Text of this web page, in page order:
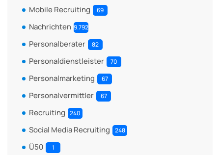
Mobile Recruiting 69
Nachrichten 9.792
Personalberater 82
Personaldienstleister 70
Personalmarketing 67
Personalvermittler 67
Recruiting 240
Social Media Recruiting 248
Ü50 1